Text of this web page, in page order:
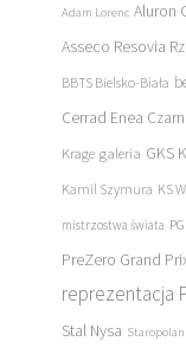
Adam Lorenc Aluron
Asseco Resovia
BBTS Bielsko-Biała
Cerrad Enea
Krage galeria GKS
Kamil Szymura KS
mistrzostwa świata
PreZero Grand
reprezentacja
Stal Nysa